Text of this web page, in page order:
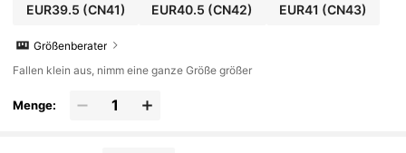
EUR39.5 (CN41) EUR40.5 (CN42) EUR41 (CN43)
Größenberater
Fallen klein aus, nimm eine ganze Größe größer
Menge: